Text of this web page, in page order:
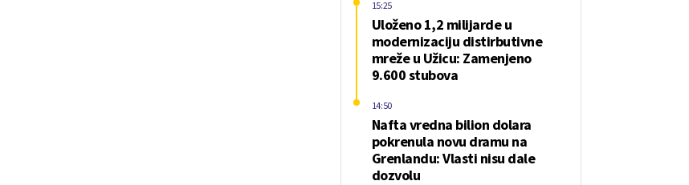
Uloženo 1,2 milijarde u
modernizaciju distirbutivne
mreže u Užicu: Zamenjeno
9.600 stubova
15:25
Nafta vredna bilion dolara
pokrenula novu dramu na
Grenlandu: Vlasti nisu dale
dozvolu
14:50